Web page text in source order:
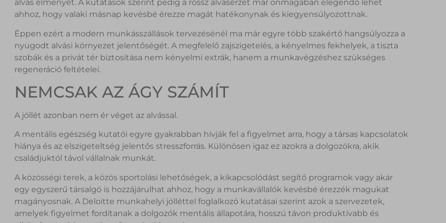
alvás élményét. A kutatások szerint pedig a rossz alvásérzet már önmagában elegendő lehet
ahhoz, hogy valaki másnap kevésbé érezze magát hatékonynak és kiegyensúlyozottnak.
Éppen ezért a modern munkásszállások tervezésénél ma már egyre több szakértő hangsúlyozza a
nyugodt alvási környezet jelentőségét. A megfelelő zajszigetelés, a kényelmes fekhelyek, a tiszta
szobák és a privát tér biztosítása nem kényelmi extrák, hanem a munkavégzéshez szükséges
regeneráció feltételei.
NEMCSAK AZ ÁGY SZÁMÍT
A jóllét azonban nem ér véget az alvással.
A mentális egészség kutatói egyre gyakrabban hívják fel a figyelmet arra, hogy a társas kapcsolatok
hiánya és az elszigeteltség jelentős stresszforrás. Különösen igaz ez azokra a dolgozókra, akik
családjuktól távol vállalnak munkát.
A közösségi terek, a közös sportolási lehetőségek, a kikapcsolódást segítő programok vagy akár
egy egyszerű társalgó is hozzájárulhat ahhoz, hogy a munkavállalók kevésbé érezzék magukat
magányosnak. A Deloitte munkahelyi jólléttel foglalkozó kutatásai szerint azok a szervezetek,
amelyek figyelmet fordítanak a dolgozók mentális állapotára, hosszú távon produktívabb és